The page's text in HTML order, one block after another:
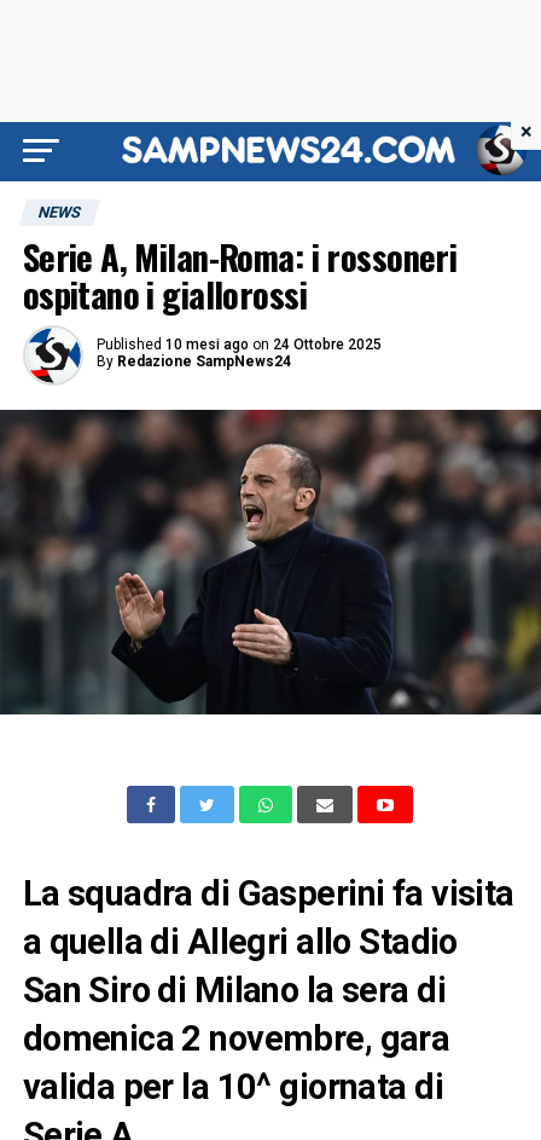
NEWS
Serie A, Milan-Roma: i rossoneri
ospitano i giallorossi
Published 10 mesi ago on 24 Ottobre 2025
By Redazione SampNews24
La squadra di Gasperini fa visita
a quella di Allegri allo Stadio
San Siro di Milano la sera di
domenica 2 novembre, gara
valida per la 10^ giornata di
×